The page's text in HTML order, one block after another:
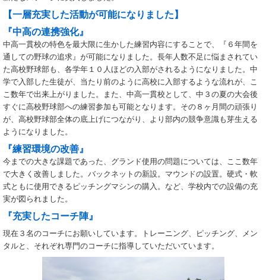
【一層充実した活動が可能になりました】
『中高の連携強化』
中高一貫校の特色を最大限に生かした練習内容にすることで、『６年間を
通しての野球の追求』が可能になりました。長年人数不足に悩まされてい
た高校野球部も、各学年１０人ほどの入部がされるようになりました。中
学で入部した生徒が、当たり前のように高校に入部するような流れが、こ
こ数年で出来上がりました。また、中高一貫校として、中３の夏の大会後
すぐに高校野球部への練習参加も可能となります。その８ヶ月間の頑張り
が、高校野球部全体の底上げにつながり、より部内の競争意識も芽生える
ようになりました。
『練習環境の改善』
今までの大きな課題であった、グランド使用の問題については、ここ数年
で大きく改善しました。バックネットの新設。マウンドの設置。硬式・軟
式ともに使用できるピッチングマシンの購入。など、学校内での設備の充
実が図られました。
『充実したコーチ陣』
現在３名のコーチにお願いしています。トレーニング、ピッチング、メン
タルと、それぞれ専門のコーチに指導していただいています。